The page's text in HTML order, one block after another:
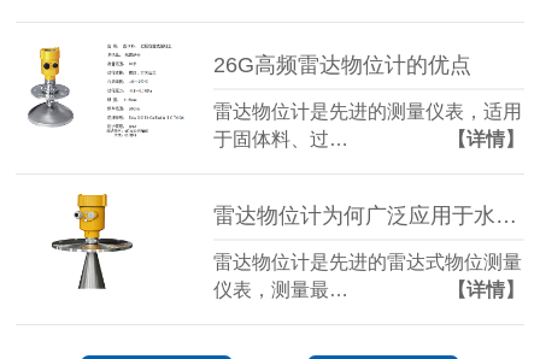
26G高频雷达物位计的优点
雷达物位计是先进的测量仪表，适用
于固体料、过…
【详情】
雷达物位计为何广泛应用于水泥厂
雷达物位计是先进的雷达式物位测量
仪表，测量最…
【详情】